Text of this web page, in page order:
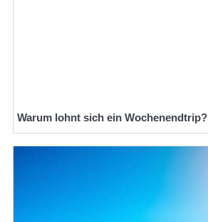
Warum lohnt sich ein Wochenendtrip?